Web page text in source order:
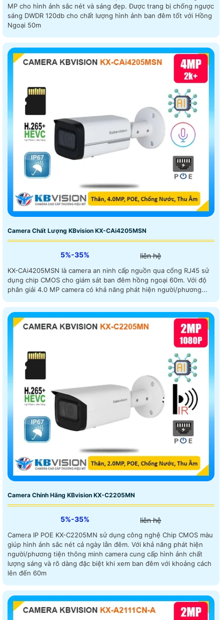
MP cho hình ảnh sắc nét và sáng đẹp. Được trang bị chống ngược
sáng DWDR 120db cho chất lượng hình ảnh ban đêm tốt với Hồng
Ngoại 50m
Camera Chất Lượng KBvision KX-CAi4205MSN
5%-35% liên hệ
KX-CAi4205MSN là camera an ninh cấp nguồn qua cổng RJ45 sử
dụng chip CMOS cho giám sát ban đêm hồng ngoại 60m. Với độ
phân giải 4.0 MP camera có khả năng phát hiện người/phương...
Camera Chính Hãng KBvision KX-C2205MN
5%-35% liên hệ
Camera IP POE KX-C2205MN sử dụng công nghệ Chip CMOS màu
giúp hình ảnh sắc nét cả ngày lẫn đêm. Với khả năng phát hiện
người/phương tiện thông minh camera cung cấp hình ảnh chất
lượng sáng và rõ dàng đặc biệt khi xem ban đêm với khoảng cách
lên đến 60m